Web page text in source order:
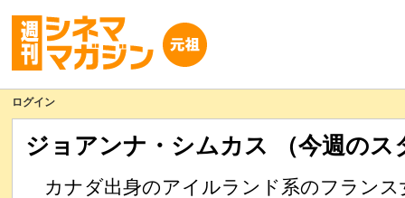
ログイン
ジョアンナ・シムカス （今週のス
カナダ出身のアイルランド系のフランス